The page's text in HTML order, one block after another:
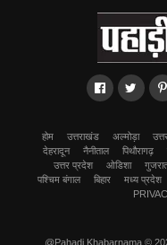
होम उत्तराखंड अल्मोड़ा
देहरादून
नैनीताल पिथौरागढ़
उत्तर प्रदेश
ओडिशा
पश्चिम बंगाल
बिहार मध्य प्रदेश
@Pahadi Khabarnama ©